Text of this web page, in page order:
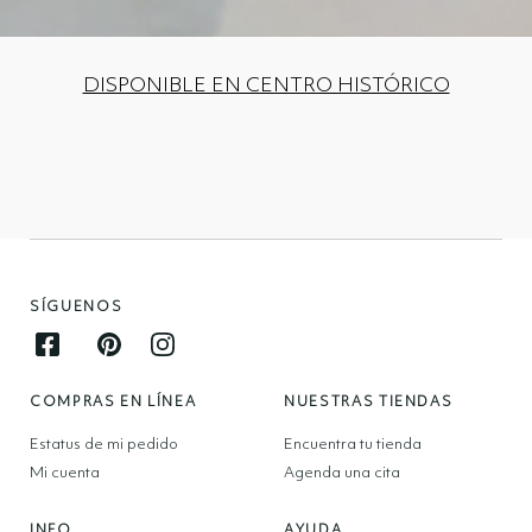
DISPONIBLE EN CENTRO HISTÓRICO
SÍGUENOS
Facebook opens in new window
Pinterest opens in new window
Instagram opens in new window
COMPRAS EN LÍNEA
Estatus de mi pedido
Mi cuenta
NUESTRAS TIENDAS
Encuentra tu tienda
Agenda una cita